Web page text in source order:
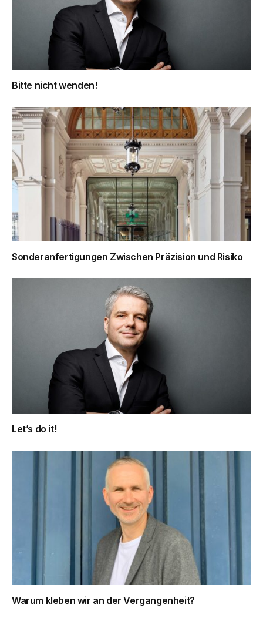
Bitte nicht wenden!
Sonderanfertigungen Zwischen Präzision und Risiko
Let’s do it!
Warum kleben wir an der Vergangenheit?